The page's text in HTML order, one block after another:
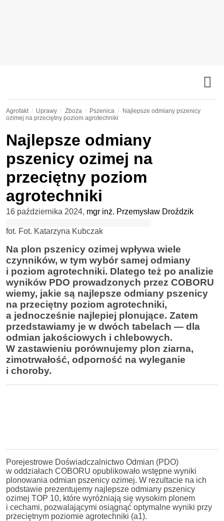
Agrofakt Uprawy Zboża Pszenica
Najlepsze odmiany pszenicy
ozimej na przeciętny poziom agrotechniki
Najlepsze odmiany
pszenicy ozimej na
przeciętny poziom
agrotechniki
16 października 2024, mgr inż. Przemysław Droździk
fot. Fot. Katarzyna Kubczak
Na plon pszenicy ozimej wpływa wiele
czynników, w tym wybór samej odmiany
i poziom agrotechniki. Dlatego też po analizie
wyników PDO prowadzonych przez COBORU
wiemy, jakie są najlepsze odmiany pszenicy
na przeciętny poziom agrotechniki,
a jednocześnie najlepiej plonujące. Zatem
przedstawiamy je w dwóch tabelach — dla
odmian jakościowych i chlebowych.
W zastawieniu porównujemy plon ziarna,
zimotrwałość, odporność na wyleganie
i choroby.
Porejestrowe Doświadczalnictwo Odmian (PDO)
w oddziałach COBORU opublikowało wstępne wyniki
plonowania odmian pszenicy ozimej. W rezultacie na ich
podstawie prezentujemy najlepsze odmiany pszenicy
ozimej TOP 10, które wyróżniają się wysokim plonem
i cechami, pozwalającymi osiągnąć optymalne wyniki przy
przeciętnym poziomie agrotechniki (a1).